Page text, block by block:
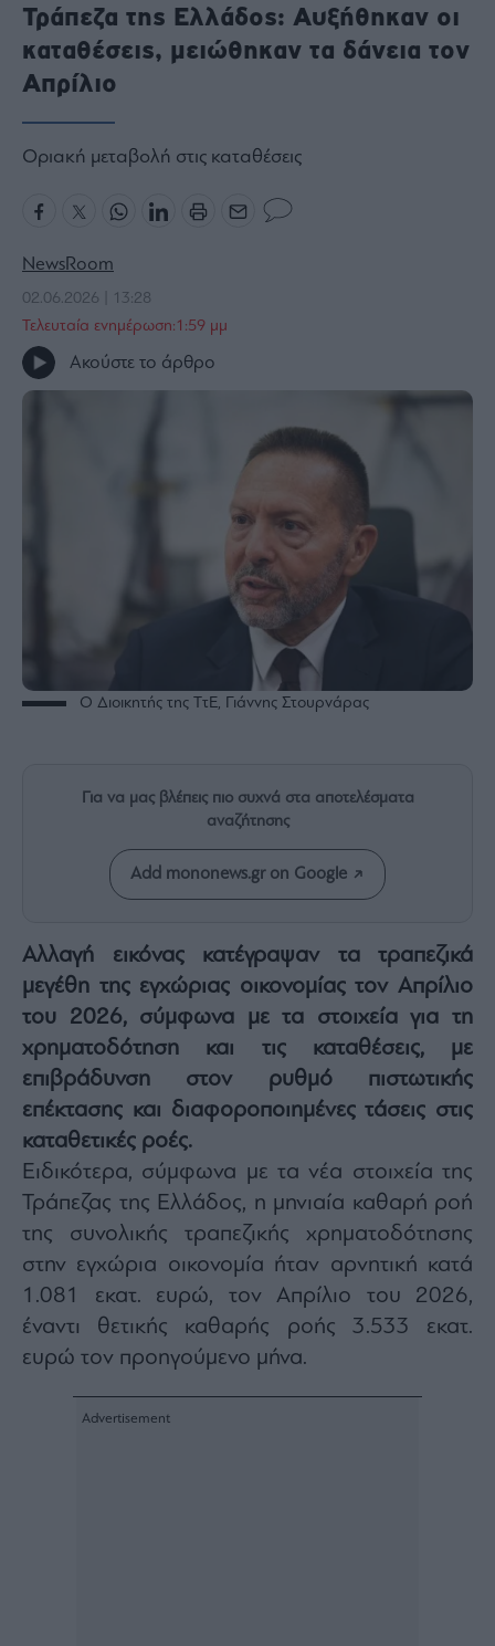
Ενέργεια
Πολιτική
Πολιτισμός
Κοινωνία
Law
Financial
The
Wiseman
ESG
Άρθρα
Les
Bons
Vivants
Life
&
Style
Υγεία
Architecture
&
Design
Fashion
&
Art
Watches
Yachts
Τράπεζα της Ελλάδος: Αυξήθηκαν οι
καταθέσεις, μειώθηκαν τα δάνεια τον
Απρίλιο
Οριακή μεταβολή στις καταθέσεις
NewsRoom
02.06.2026 | 13:28
Τελευταία ενημέρωση:1:59 μμ
Ακούστε το άρθρο
Ο Διοικητής της ΤτΕ, Γιάννης Στουρνάρας
Για να μας βλέπεις πιο συχνά στα αποτελέσματα
αναζήτησης
Add mononews.gr on Google
Αλλαγή εικόνας κατέγραψαν τα τραπεζικά
μεγέθη της εγχώριας οικονομίας τον Απρίλιο
του 2026, σύμφωνα με τα στοιχεία για τη
χρηματοδότηση και τις καταθέσεις, με
επιβράδυνση στον ρυθμό πιστωτικής
επέκτασης και διαφοροποιημένες τάσεις στις
καταθετικές ροές.
Ειδικότερα, σύμφωνα με τα νέα στοιχεία της
Τράπεζας της Ελλάδος, η μηνιαία καθαρή ροή
της συνολικής τραπεζικής χρηματοδότησης
στην εγχώρια οικονομία ήταν αρνητική κατά
1.081 εκατ. ευρώ, τον Απρίλιο του 2026,
έναντι θετικής καθαρής ροής 3.533 εκατ.
ευρώ τον προηγούμενο μήνα.